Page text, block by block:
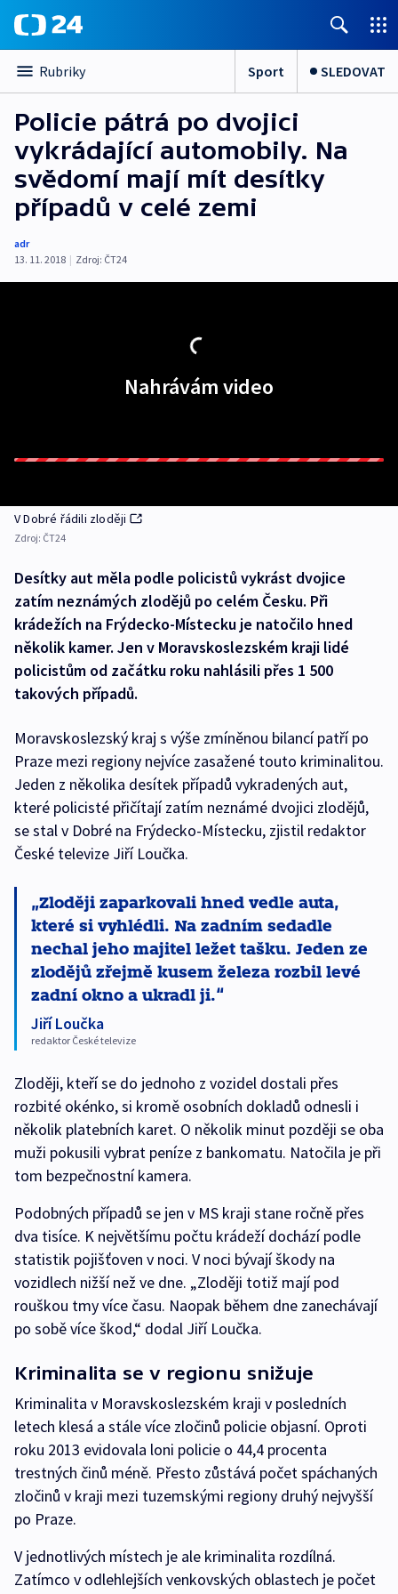
Rubriky Sport SLEDOVAT
Policie pátrá po dvojici
vykrádající automobily. Na
svědomí mají mít desítky
případů v celé zemi
adr
13. 11. 2018 | Zdroj: ČT24
Nahrávám video
V Dobré řádili zloději
Zdroj: ČT24
Desítky aut měla podle policistů vykrást dvojice
zatím neznámých zlodějů po celém Česku. Při
krádežích na Frýdecko-Místecku je natočilo hned
několik kamer. Jen v Moravskoslezském kraji lidé
policistům od začátku roku nahlásili přes 1 500
takových případů.
Moravskoslezský kraj s výše zmíněnou bilancí patří po
Praze mezi regiony nejvíce zasažené touto kriminalitou.
Jeden z několika desítek případů vykradených aut,
které policisté přičítají zatím neznámé dvojici zlodějů,
se stal v Dobré na Frýdecko-Místecku, zjistil redaktor
České televize Jiří Loučka.
Zloději zaparkovali hned vedle auta,
které si vyhlédli. Na zadním sedadle
nechal jeho majitel ležet tašku. Jeden ze
zlodějů zřejmě kusem železa rozbil levé
zadní okno a ukradl ji.
Jiří Loučka
redaktor České televize
Zloději, kteří se do jednoho z vozidel dostali přes
rozbité okénko, si kromě osobních dokladů odnesli i
několik platebních karet. O několik minut později se oba
muži pokusili vybrat peníze z bankomatu. Natočila je při
tom bezpečnostní kamera.
Podobných případů se jen v MS kraji stane ročně přes
dva tisíce. K největšímu počtu krádeží dochází podle
statistik pojišťoven v noci. V noci bývají škody na
vozidlech nižší než ve dne. „Zloději totiž mají pod
rouškou tmy více času. Naopak během dne zanechávají
po sobě více škod,“ dodal Jiří Loučka.
Kriminalita se v regionu snižuje
Kriminalita v Moravskoslezském kraji v posledních
letech klesá a stále více zločinů policie objasní. Oproti
roku 2013 evidovala loni policie o 44,4 procenta
trestných činů méně. Přesto zůstává počet spáchaných
zločinů v kraji mezi tuzemskými regiony druhý nejvyšší
po Praze.
V jednotlivých místech je ale kriminalita rozdílná.
Zatímco v odlehlejších venkovských oblastech je počet